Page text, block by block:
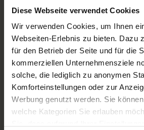
Diese Webseite verwendet Cookies
Wir verwenden Cookies, um Ihnen
Webseiten-Erlebnis zu bieten. Dazu
für den Betrieb der Seite und für die
kommerziellen Unternehmensziele
solche, die lediglich zu anonymen
Komforteinstellungen oder zur
Werbung genutzt werden. Sie
welche Kategorien Sie erlauben
LTE: Nein
Tastaturbeleuchtung: Ja
Betriebssystem: Windows
1x Audio